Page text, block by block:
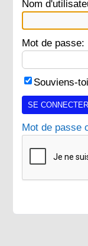
Nom
Mot de passe:
Souviens-
SE
Mot de passe